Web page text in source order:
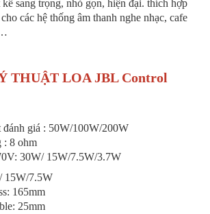
sang trọng, nhỏ gọn, hiện đại. thích hợp
các hệ thống âm thanh nghe nhạc, cafe
THUẬT LOA JBL Control
đánh giá : 50W/100W/200W
: 8 ohm
30W/ 15W/7.5W/3.7W
7.5W
165mm
25mm